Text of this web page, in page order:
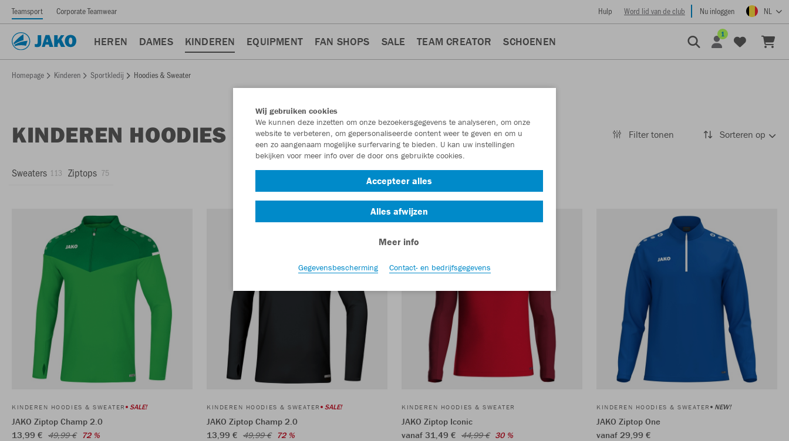
Teamsport Corporate Teamwear Hulp Word lid van de club Nu inloggen NL
HEREN DAMES KINDEREN EQUIPMENT FAN SHOPS SALE TEAM CREATOR SCHOENEN
1
Homepage Kinderen Sportkledij Hoodies & Sweater
KINDEREN HOODIES & SWEATER Filter tonen Sorteren op
Sweaters 113 Ziptops 75
KINDEREN HOODIES & SWEATER SALE!
JAKO Ziptop Champ 2.0
13,99 € 49,99 € 72 %
KINDEREN HOODIES & SWEATER SALE!
JAKO Ziptop Champ 2.0
13,99 € 49,99 € 72 %
KINDEREN HOODIES & SWEATER
JAKO Ziptop Iconic
vanaf 31,49 € 44,99 € 30 %
KINDEREN HOODIES & SWEATER NEW!
JAKO Ziptop One
vanaf 29,99 €
Wij gebruiken cookies
We kunnen deze inzetten om onze bezoekersgegevens te analyseren, om onze
website te verbeteren, om gepersonaliseerde content weer te geven en om u
een zo aangenaam mogelijke surfervaring te bieden. U kan uw instellingen
bekijken voor meer info over de door ons gebruikte cookies.
Accepteer alles
Alles afwijzen
Meer info
Gegevensbescherming Contact- en bedrijfsgegevens